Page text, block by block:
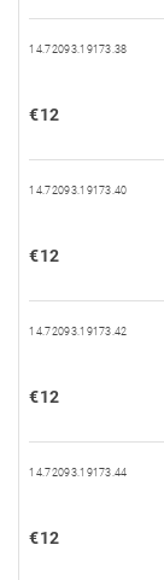
14.72093.19173.38
€12
14.72093.19173.40
€12
14.72093.19173.42
€12
14.72093.19173.44
€12